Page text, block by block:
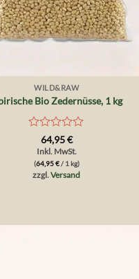
WILD&RAW
Bio Zedernüsse, 1 kg
Bewertet
mit
von
64,95€
Inkl. MwSt.
(64,95€/ 1 kg)
zzgl.Versand